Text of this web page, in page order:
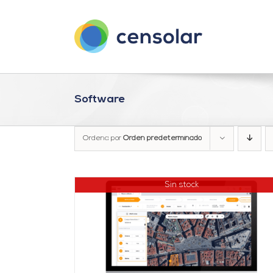
Software
Ordena por Orden predeterminado
Sin stock
DETALLES